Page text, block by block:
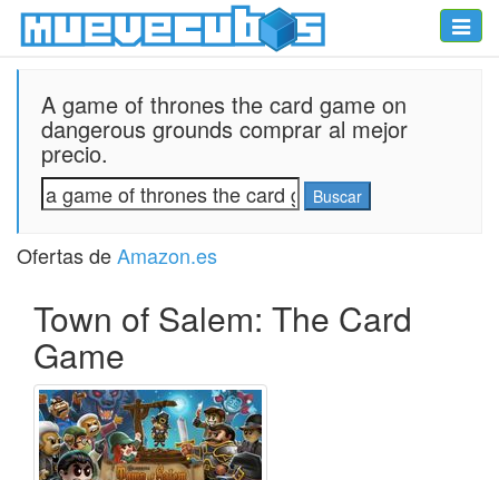
Toggle
A game of thrones the card game on
dangerous grounds comprar al mejor
precio.
Ofertas deAmazon.es
Town of Salem: The Card
Game